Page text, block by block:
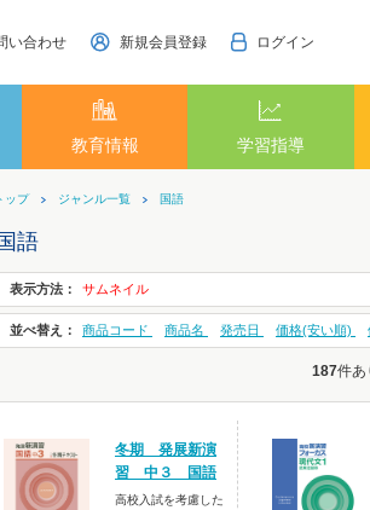
い合わせ 新規会員登録 ログイン
教育情報 学習指導
ップ ジャンル一覧 国語
語
表示方法： サムネイル
並べ替え： 商品コード 商品名 発売日 価格(安い順)
187件あ
冬期 発展新演
習 中３ 国語
高校入試を考慮した